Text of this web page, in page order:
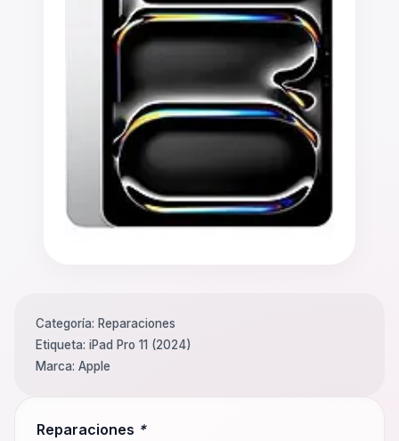
Reparaciones *
Categoría: Reparaciones
Etiqueta: iPad Pro 11 (2024)
Marca: Apple